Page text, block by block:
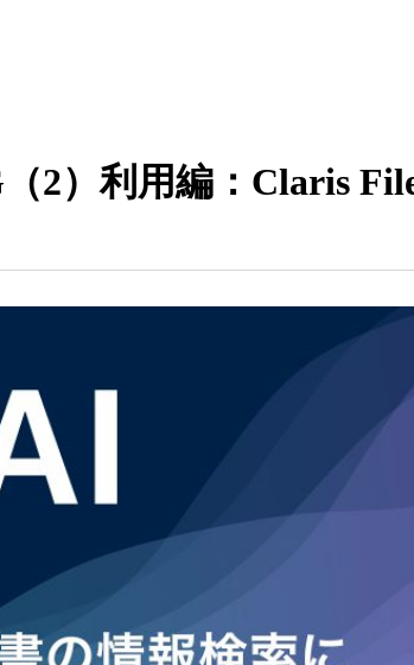
2）利用編：Claris